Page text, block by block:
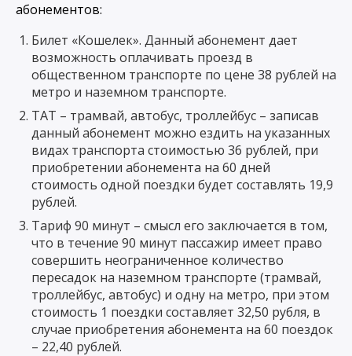
абонементов:
Билет «Кошелек». Данный абонемент дает
возможность оплачивать проезд в
общественном транспорте по цене 38 рублей на
метро и наземном транспорте.
ТАТ – трамвай, автобус, троллейбус – записав
данный абонемент можно ездить на указанных
видах транспорта стоимостью 36 рублей, при
приобретении абонемента на 60 дней
стоимость одной поездки будет составлять 19,9
рублей.
Тариф 90 минут – смысл его заключается в том,
что в течение 90 минут пассажир имеет право
совершить неограниченное количество
пересадок на наземном транспорте (трамвай,
троллейбус, автобус) и одну на метро, при этом
стоимость 1 поездки составляет 32,50 рубля, в
случае приобретения абонемента на 60 поездок
– 22,40 рублей.